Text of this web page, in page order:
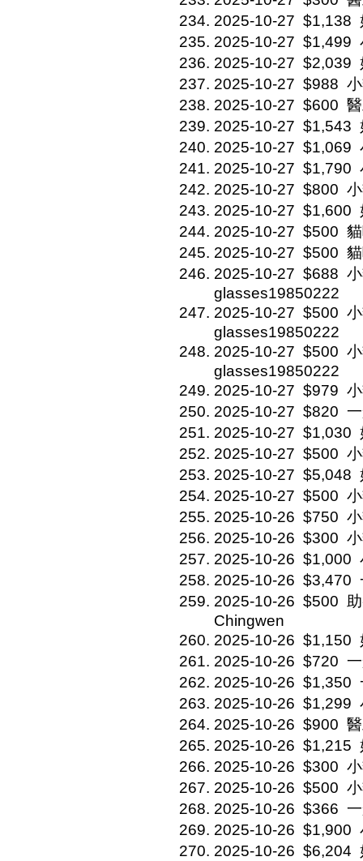
2025-10-27 $1,138
2025-10-27 $1,499
2025-10-27 $2,039
2025-10-27 $988
2025-10-27 $600
2025-10-27 $1,543
2025-10-27 $1,069
2025-10-27 $1,790
2025-10-27 $800
2025-10-27 $1,600
2025-10-27 $500
2025-10-27 $500
2025-10-27 $688
glasses19850222
2025-10-27 $500
glasses19850222
2025-10-27 $500
glasses19850222
2025-10-27 $979
2025-10-27 $820
2025-10-27 $1,030
2025-10-27 $500
2025-10-27 $5,048
2025-10-27 $500
2025-10-26 $750
2025-10-26 $300
2025-10-26 $1,000
2025-10-26 $3,470
2025-10-26 $500
Chingwen
2025-10-26 $1,150
2025-10-26 $720
2025-10-26 $1,350
2025-10-26 $1,299
2025-10-26 $900
2025-10-26 $1,215
2025-10-26 $300
2025-10-26 $500
2025-10-26 $366
2025-10-26 $1,900
2025-10-26 $6,204